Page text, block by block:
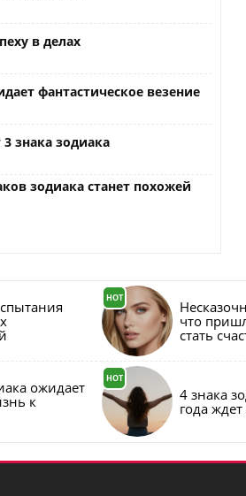
в делах
фантастическое везение
знака зодиака
зодиака станет похожей
HOT
что
стать
ожидает
к
HOT
4 знака
года